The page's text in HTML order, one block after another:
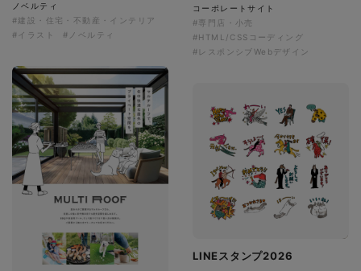
コーポレートサイト
#専門店・小売
#HTML/CSSコーディング
#レスポンシブWebデザイン
ノベルティ
#建設・住宅・不動産・インテリア
#イラスト
#ノベルティ
LINEスタンプ2026